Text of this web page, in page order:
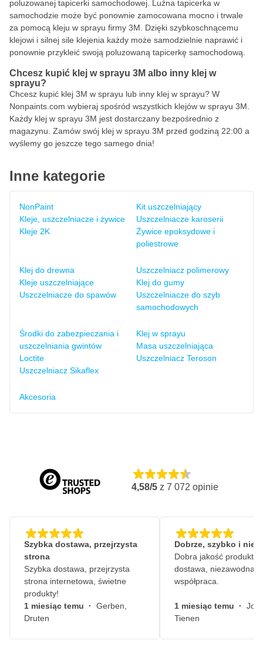
poluzowanej tapicerki samochodowej. Luźna tapicerka w
samochodzie może być ponownie zamocowana mocno i trwale
za pomocą kleju w sprayu firmy 3M. Dzięki szybkoschnącemu
klejowi i silnej sile klejenia każdy może samodzielnie naprawić i
ponownie przykleić swoją poluzowaną tapicerkę samochodową.
Chcesz kupić klej w sprayu 3M albo inny klej w
sprayu?
Chcesz kupić klej 3M w sprayu lub inny klej w sprayu? W
Nonpaints.com wybieraj spośród wszystkich klejów w sprayu 3M.
Każdy klej w sprayu 3M jest dostarczany bezpośrednio z
magazynu. Zamów swój klej w sprayu 3M przed godziną 22:00 a
wyślemy go jeszcze tego samego dnia!
Inne kategorie
NonPaint
Kleje, uszczelniacze i żywice
Kleje 2K
Kit uszczelniający
Uszczelniacze karoserii
Żywice epoksydowe i
poliestrowe
Klej do drewna
Kleje uszczelniające
Uszczelniacze do spawów
Uszczelniacz polimerowy
Klej do gumy
Uszczelniacze do szyb
samochodowych
Środki do zabezpieczania i
uszczelniania gwintów
Loctite
Uszczelniacz Sikaflex
Klej w sprayu
Masa uszczelniająca
Uszczelniacz Teroson
Akcesoria
4,58/5 z 7 072 opinie
Szybka dostawa, przejrzysta
strona
Szybka dostawa, przejrzysta
strona internetowa, świetne
produkty!
1 miesiąc temu · Gerben,
Druten
Dobrze, szybko i
Dobra jakość
dostawa, niezawodna
współpraca.
1 miesiąc temu ·
Tienen